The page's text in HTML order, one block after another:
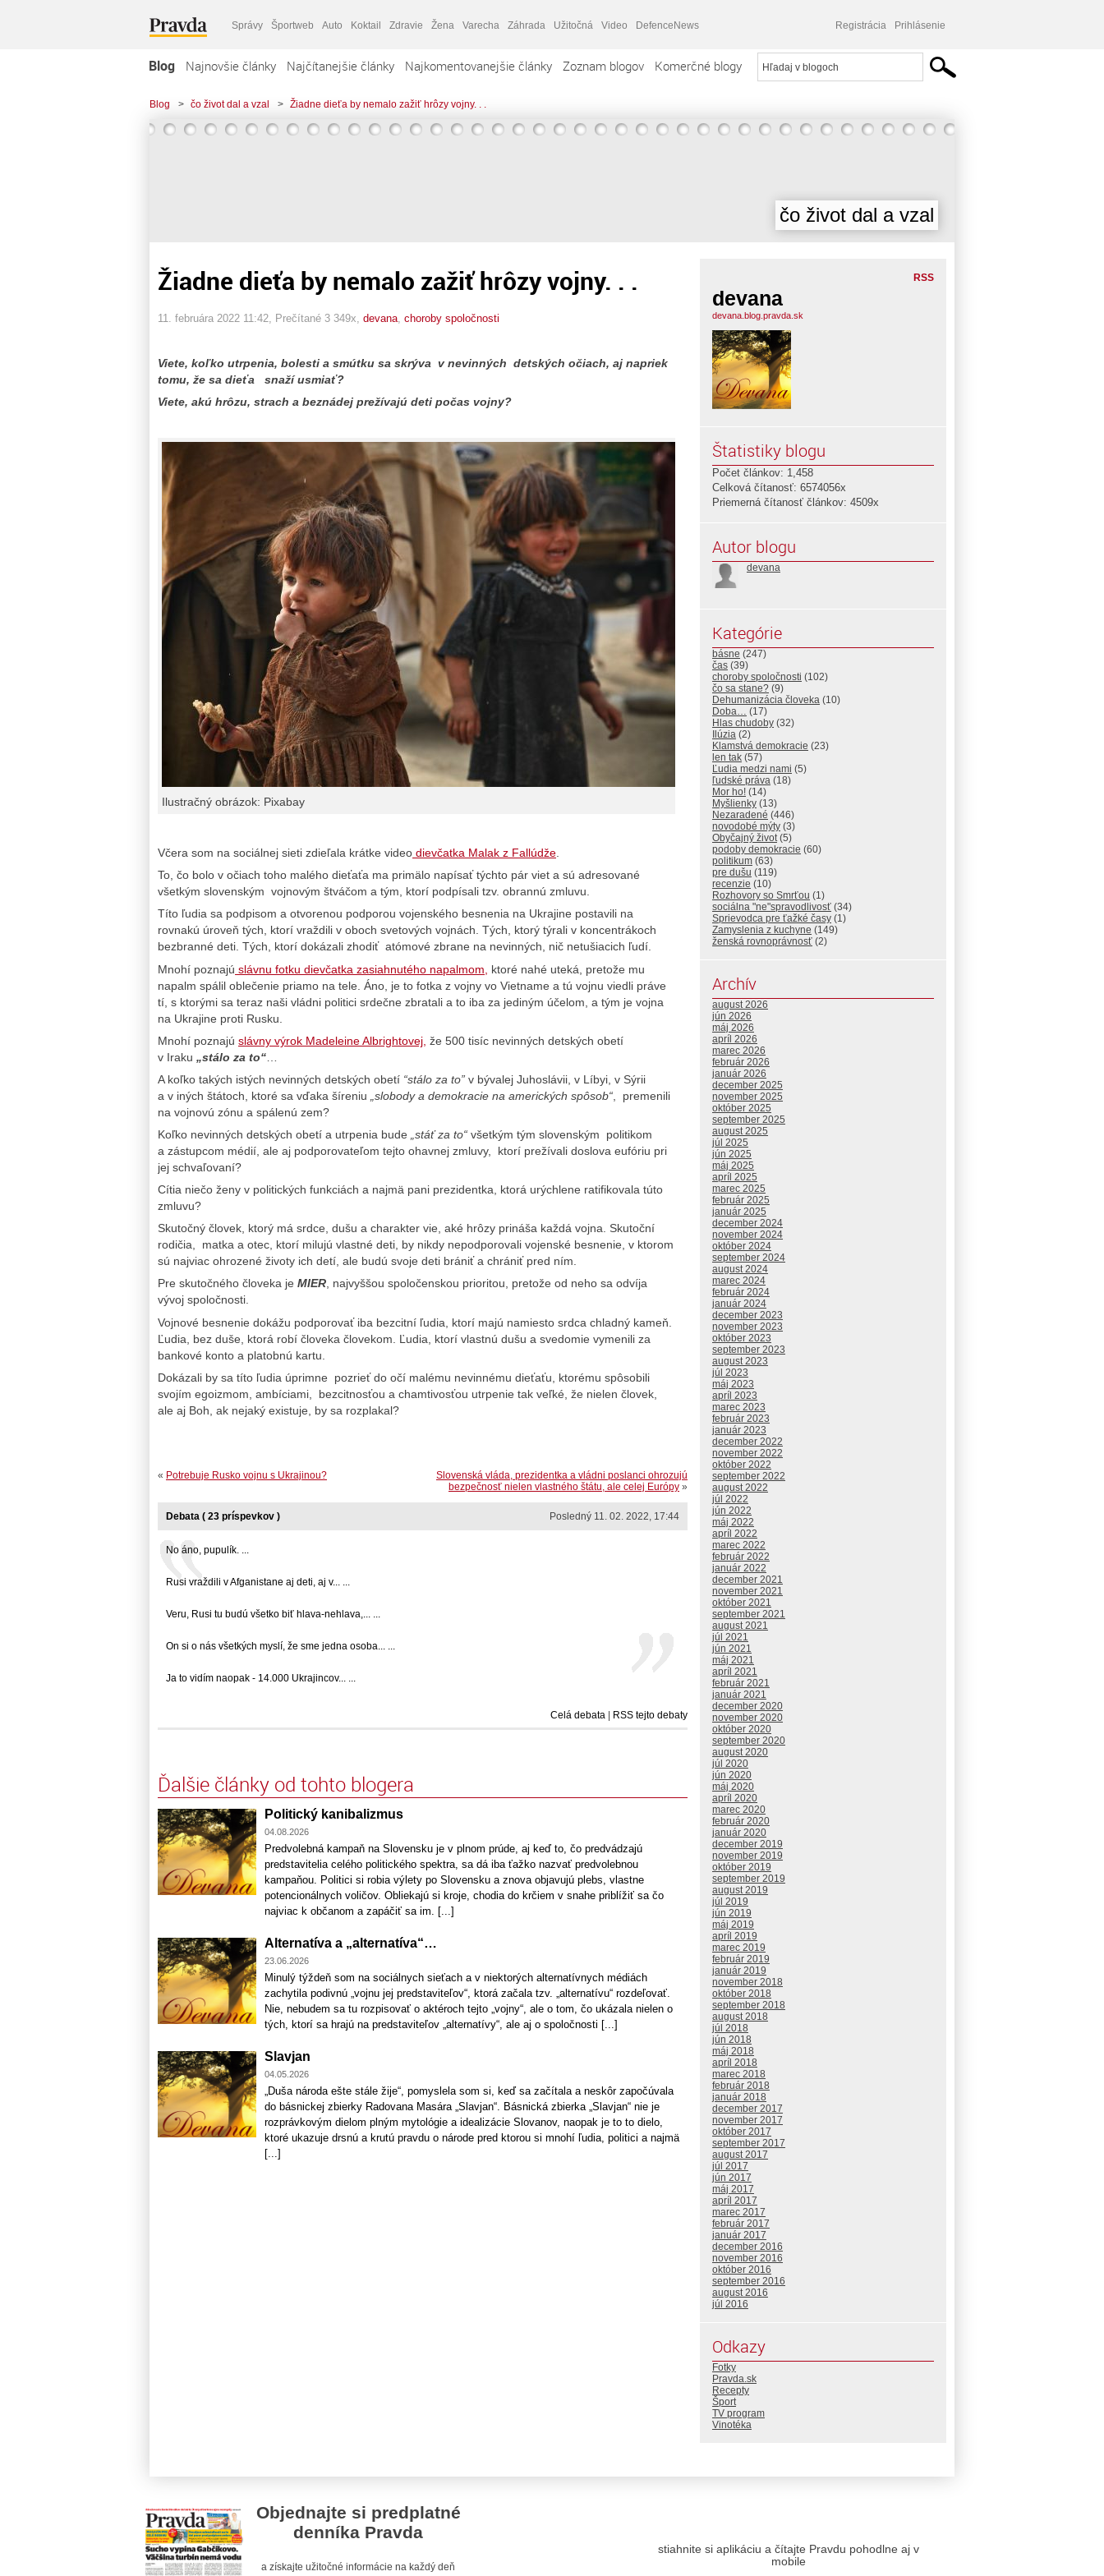
Správy Športweb Auto Koktail Zdravie Žena Varecha Záhrada Užitočná Video DefenceNews Registrácia Prihlásenie
Blog Najnovšie články Najčítanejšie články Najkomentovanejšie články Zoznam blogov Komerčné blogy
Blog > čo život dal a vzal > Žiadne dieťa by nemalo zažiť hrôzy vojny. . .
čo život dal a vzal
Žiadne dieťa by nemalo zažiť hrôzy vojny. . .
11. februára 2022 11:42 , Prečítané 3 349x, devana choroby spoločnosti
Viete, koľko utrpenia, bolesti a smútku sa skrýva v nevinných detských očiach, aj napriek
tomu, že sa dieťa snaží usmiať?
Viete, akú hrôzu, strach a beznádej prežívajú deti počas vojny?
Ilustračný obrázok: Pixabay
Včera som na sociálnej sieti zdieľala krátke video dievčatka Malak z Fallúdže.
To, čo bolo v očiach toho malého dieťaťa ma primälo napísať týchto pár viet a sú adresované
všetkým slovenským vojnovým štváčom a tým, ktorí podpísali tzv. obrannú zmluvu.
Títo ľudia sa podpisom a otvorenou podporou vojenského besnenia na Ukrajine postavili na
rovnakú úroveň tých, ktorí vraždili v oboch svetových vojnách. Tých, ktorý týrali v koncentrákoch
bezbranné deti. Tých, ktorí dokázali zhodiť atómové zbrane na nevinných, nič netušiacich ľudí.
Mnohí poznajú slávnu fotku dievčatka zasiahnutého napalmom,
ktoré nahé uteká, pretože mu
napalm spálil oblečenie priamo na tele. Áno, je to fotka z vojny vo Vietname a tú vojnu viedli práve
tí, s ktorými sa teraz naši vládni politici srdečne zbratali a to iba za jediným účelom, a tým je vojna
na Ukrajine proti Rusku.
Mnohí poznajú slávny výrok Madeleine Albrightovej, že 500 tisíc nevinných detských obetí
v Iraku „stálo za to“
A koľko takých istých nevinných detských obetí “stálo za to” v bývalej Juhoslávii, v Líbyi, v Sýrii
a v iných štátoch, ktoré sa vďaka šíreniu
„slobody a demokracie na amerických spôsob“ , premenili
na vojnovú zónu a spálenú zem?
Koľko nevinných detských obetí a utrpenia bude „stáť za to“ všetkým tým slovenským politikom
a zástupcom médií, ale aj podporovateľom tejto ohavnej zmluvy, ktorí prežívali doslova eufóriu pri
jej schvaľovaní?
Cítia niečo ženy v politických funkciách a najmä pani prezidentka, ktorá urýchlene ratifikovala túto
zmluvu?
Skutočný človek, ktorý má srdce, dušu a charakter vie, aké hrôzy prináša každá vojna. Skutoční
rodičia, matka a otec, ktorí milujú vlastné deti, by nikdy nepodporovali vojenské besnenie, v ktorom
sú najviac ohrozené životy ich detí, ale budú svoje deti brániť a chrániť pred ním.
Pre skutočného človeka je MIER, najvyššou spoločenskou prioritou, pretože od neho sa odvíja
vývoj spoločnosti.
Vojnové besnenie dokážu podporovať iba bezcitní ľudia, ktorí majú namiesto srdca chladný kameň.
Ľudia, bez duše, ktorá robí človeka človekom. Ľudia, ktorí vlastnú dušu a svedomie vymenili za
bankové konto a platobnú kartu.
Dokázali by sa títo ľudia úprimne pozrieť do očí malému nevinnému dieťaťu, ktorému spôsobili
svojím egoizmom, ambíciami, bezcitnosťou a chamtivosťou utrpenie tak veľké, že nielen človek,
ale aj Boh, ak nejaký existuje, by sa rozplakal?
Slovenská vláda, prezidentka a vládni poslanci ohrozujú
bezpečnosť nielen vlastného štátu, ale celej Európy »
« Potrebuje Rusko vojnu s Ukrajinou?
Posledný 11. 02. 2022, 17:44
Debata ( 23 príspevkov )
No áno, pupulík. ...
Rusi vraždili v Afganistane aj deti, aj v... ...
Veru, Rusi tu budú všetko biť hlava-nehlava,... ...
On si o nás všetkých myslí, že sme jedna osoba... ...
Ja to vidím naopak - 14.000 Ukrajincov... ...
Celá debata | RSS tejto debaty
Ďalšie články od tohto blogera
Politický kanibalizmus
04.08.2026
Predvolebná kampaň na Slovensku je v plnom prúde, aj keď to, čo predvádzajú
predstavitelia celého politického spektra, sa dá iba ťažko nazvať predvolebnou
kampaňou. Politici si robia výlety po Slovensku a znova objavujú plebs, vlastne
potencionálnych voličov. Obliekajú si kroje, chodia do krčiem v snahe priblížiť sa čo
najviac k občanom a zapáčiť sa im. [...]
Alternatíva a „alternatíva“…
23.06.2026
Minulý týždeň som na sociálnych sieťach a v niektorých alternatívnych médiách
zachytila podivnú „vojnu jej predstaviteľov“, ktorá začala tzv. „alternatívu“ rozdeľovať.
Nie, nebudem sa tu rozpisovať o aktéroch tejto „vojny“, ale o tom, čo ukázala nielen o
tých, ktorí sa hrajú na predstaviteľov „alternatívy“, ale aj o spoločnosti [...]
Slavjan
04.05.2026
„Duša národa ešte stále žije“, pomyslela som si, keď sa začítala a neskôr započúvala
do básnickej zbierky Radovana Masára „Slavjan“. Básnická zbierka „Slavjan“ nie je
rozprávkovým dielom plným mytológie a idealizácie Slovanov, naopak je to to dielo,
ktoré ukazuje drsnú a krutú pravdu o národe pred ktorou si mnohí ľudia, politici a najmä
[...]
RSS
devana
devana.blog.pravda.sk
Štatistiky blogu
Počet článkov: 1,458
Celková čítanosť: 6574056x
Priemerná čítanosť článkov: 4509x
Autor blogu
devana
Kategórie
básne (247)
čas (39)
choroby spoločnosti (102)
čo sa stane? (9)
Dehumanizácia človeka (10)
Doba… (17)
Hlas chudoby (32)
Ilúzia (2)
Klamstvá demokracie (23)
len tak (57)
Ľudia medzi nami (5)
ľudské práva (18)
Mor ho! (14)
Myšlienky (13)
Nezaradené (446)
novodobé mýty (3)
Obyčajný život(5)
podoby demokracie (60)
politikum (63)
pre dušu (119)
recenzie (10)
Rozhovory so Smrťou (1)
sociálna "ne"spravodlivosť (34)
Sprievodca pre ťažké časy (1)
Zamyslenia z kuchyne (149)
ženská rovnoprávnosť (2)
Archív
august 2026
jún 2026
máj 2026
apríl 2026
marec 2026
február 2026
január 2026
december 2025
november 2025
október 2025
september 2025
august 2025
júl 2025
jún 2025
máj 2025
apríl 2025
marec 2025
február 2025
január 2025
december 2024
november 2024
október 2024
september 2024
august 2024
marec 2024
február 2024
január 2024
december 2023
november 2023
október 2023
september 2023
august 2023
júl 2023
máj 2023
apríl 2023
marec 2023
február 2023
január 2023
december 2022
november 2022
október 2022
september 2022
august 2022
júl 2022
jún 2022
máj 2022
apríl 2022
marec 2022
február 2022
január 2022
december 2021
november 2021
október 2021
september 2021
august 2021
júl 2021
jún 2021
máj 2021
apríl 2021
február 2021
január 2021
december 2020
november 2020
október 2020
september 2020
august 2020
júl 2020
jún 2020
máj 2020
apríl 2020
marec 2020
február 2020
január 2020
december 2019
november 2019
október 2019
september 2019
august 2019
júl 2019
jún 2019
máj 2019
apríl 2019
marec 2019
február 2019
január 2019
november 2018
október 2018
september 2018
august 2018
júl 2018
jún 2018
máj 2018
apríl 2018
marec 2018
február 2018
január 2018
december 2017
november 2017
október 2017
september 2017
august 2017
júl 2017
jún 2017
máj 2017
apríl 2017
marec 2017
február 2017
január 2017
december 2016
november 2016
október 2016
september 2016
august 2016
júl 2016
Odkazy
Fotky
Pravda.sk
Recepty
Šport
TV program
Vinotéka
Objednajte si predplatné
denníka Pravda
a získajte užitočné informácie na každý deň
stiahnite si aplikáciu a čítajte Pravdu pohodlne aj v
mobile